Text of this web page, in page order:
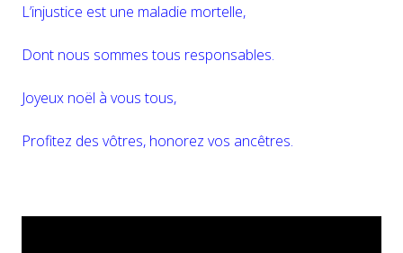
L’injustice est une maladie mortelle,
Dont nous sommes tous responsables.
Joyeux noël à vous tous,
Profitez des vôtres, honorez vos ancêtres.